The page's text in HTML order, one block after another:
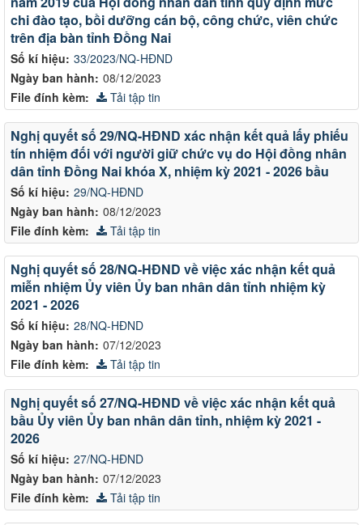
Số kí hiệu: 33/2023/NQ-HĐND
Ngày ban hành: 08/12/2023
chi đào tạo, bồi dưỡng cán bộ, công chức, viên chức
trên địa bàn tỉnh Đồng Nai
File đính kèm: Tải tập tin
Số kí hiệu: 29/NQ-HĐND
Ngày ban hành: 08/12/2023
Nghị quyết số 29/NQ-HĐND xác nhận kết quả lấy phiếu
tín nhiệm đối với người giữ chức vụ do Hội đồng nhân
dân tỉnh Đồng Nai khóa X, nhiệm kỳ 2021 - 2026 bầu
File đính kèm: Tải tập tin
Số kí hiệu: 28/NQ-HĐND
Ngày ban hành: 07/12/2023
Nghị quyết số 28/NQ-HĐND về việc xác nhận kết quả
miễn nhiệm Ủy viên Ủy ban nhân dân tỉnh nhiệm kỳ
2021 - 2026
File đính kèm: Tải tập tin
Số kí hiệu: 27/NQ-HĐND
Ngày ban hành: 07/12/2023
Nghị quyết số 27/NQ-HĐND về việc xác nhận kết quả
bầu Ủy viên Ủy ban nhân dân tỉnh, nhiệm kỳ 2021 -
2026
File đính kèm: Tải tập tin